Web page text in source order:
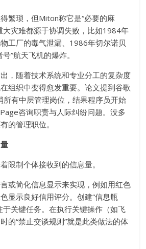
繁琐，但Miton称它是“必要的麻
大灾难都源于协调失败，比如1984年
工厂的毒气泄漏、1986年切尔诺贝
”航天飞机的爆炸。
，随着技术系统和专业分工的复杂度
组织中变得愈发重要。论文提到谷歌
有中层管理岗位，结果程序员开始
咨询职责与人际纠纷问题。没多
的管理职位。
限制个体接收到的信息量。
或简化信息显示来实现，例如用红色
显示良好信用评分。创建“信息瓶
于关键任务。在执行关键操作（如飞
的“禁止交谈规则”就是此类做法的体